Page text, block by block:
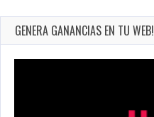
GENERA GANANCIAS EN TU WEB!